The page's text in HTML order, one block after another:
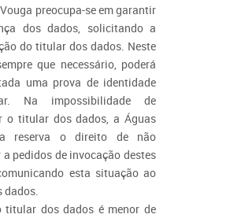
preocupa-se em garantir
dos dados, solicitando a
do titular dos dados. Neste
que necessário, poderá
uma prova de identidade
Na impossibilidade de
o titular dos dados, a Águas
reserva o direito de não
a pedidos de invocação destes
esta situação ao
dados.
titular dos dados é menor de